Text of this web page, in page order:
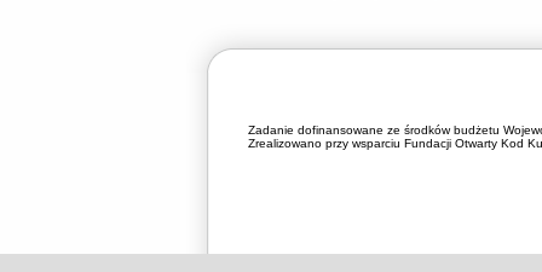
Zadanie dofinansowane ze środków budżetu
Zrealizowano przy wsparciu Fundacji Otwarty Kod